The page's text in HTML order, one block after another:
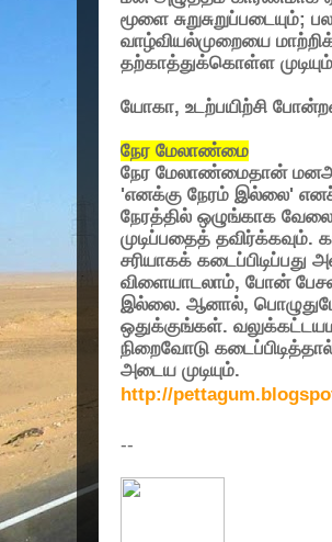
மூளை சுறுசுறுப்படையும்;
வாழ்வியல்முறையை
தற்காத்துக்கொள்ள
யோகா, உடற்பயிற்சி
நேர மேலாண்மை
நேர மேலாண்மைதான்
'எனக்கு நேரம் இல்லை'
நேரத்தில் ஒழுங்காக
முடிப்பதைத் தவிர்க்கவும்.
சரியாகக் கடைப்பிடிப்பது
விளையாடலாம், போன்
இல்லை. ஆனால்,
ஒதுக்குங்கள்.
நிறைவோடு
அடைய முடியும்.
http://
--